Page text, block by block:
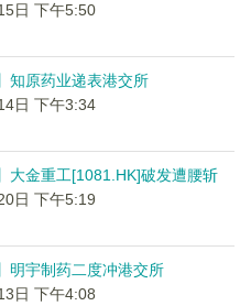
日 下午5:50
知原药业递表港交所
日 下午3:34
大金重工[1081.HK]破发遭腰斩
日 下午5:19
明宇制药二度冲港交所
日 下午4:08